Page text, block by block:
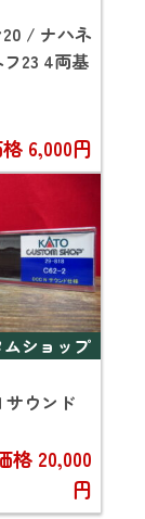
/ ナハネ
23 4両基
6,000円
ショップ
サウンド
格 20,000
円